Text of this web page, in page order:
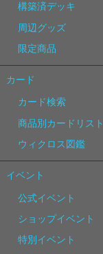
構築済デッキ
周辺グッズ
限定商品
カード
カード検索
商品別カードリスト
ウィクロス図鑑
イベント
公式イベント
ショップイベント
特別イベント